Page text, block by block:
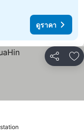
ดูราคา
แชร์ เ